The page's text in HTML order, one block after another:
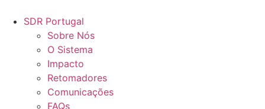
para
conteúdo
SDR Portugal
Sobre Nós
O Sistema
Impacto
Retomadores
Comunicações
FAQs